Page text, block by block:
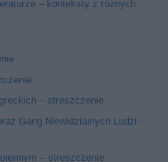
– konteksty z różnych
– streszczenie
Gang Niewidzialnych Ludzi –
– streszczenie